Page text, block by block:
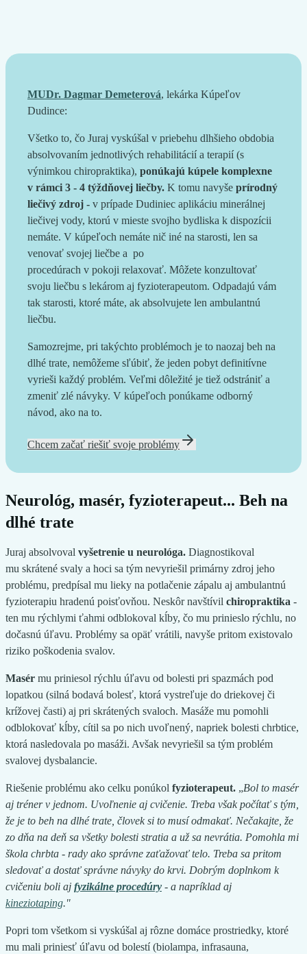
MUDr. Dagmar Demeterová, lekárka Kúpeľov
Dudince:
Všetko to, čo Juraj vyskúšal v priebehu dlhšieho obdobia
absolvovaním jednotlivých rehabilitácií a terapií (s
výnimkou chiropraktika), ponúkajú kúpele komplexne
v rámci 3 - 4 týždňovej liečby. K tomu navyše prírodný
liečivý zdroj - v prípade Dudiniec aplikáciu minerálnej
liečivej vody, ktorú v mieste svojho bydliska k dispozícii
nemáte. V kúpeľoch nemáte nič iné na starosti, len sa
venovať svojej liečbe a po
procedúrach v pokoji relaxovať. Môžete konzultovať
svoju liečbu s lekárom aj fyzioterapeutom. Odpadajú vám
tak starosti, ktoré máte, ak absolvujete len ambulantnú
liečbu.
Samozrejme, pri takýchto problémoch je to naozaj beh na
dlhé trate, nemôžeme sľúbiť, že jeden pobyt definitívne
vyrieši každý problém. Veľmi dôležité je tiež odstrániť a
zmeniť zlé návyky. V kúpeľoch ponúkame odborný
návod, ako na to.
Chcem začať riešiť svoje problémy
Neurológ, masér, fyzioterapeut... Beh na
dlhé trate
Juraj absolvoval vyšetrenie u neurológa. Diagnostikoval
mu skrátené svaly a hoci sa tým nevyriešil primárny zdroj jeho
problému, predpísal mu lieky na potlačenie zápalu aj ambulantnú
fyzioterapiu hradenú poisťovňou. Neskôr navštívil chiropraktika -
ten mu rýchlymi ťahmi odblokoval kĺby, čo mu prinieslo rýchlu, no
dočasnú úľavu. Problémy sa opäť vrátili, navyše pritom existovalo
riziko poškodenia svalov.
Masér mu priniesol rýchlu úľavu od bolesti pri spazmách pod
lopatkou (silná bodavá bolesť, ktorá vystreľuje do driekovej či
krížovej časti) aj pri skrátených svaloch. Masáže mu pomohli
odblokovať kĺby, cítil sa po nich uvoľnený, napriek bolesti chrbtice,
ktorá nasledovala po masáži. Avšak nevyriešil sa tým problém
svalovej dysbalancie.
Riešenie problému ako celku ponúkol fyzioterapeut. „Bol to masér
aj tréner v jednom. Uvoľnenie aj cvičenie. Treba však počítať s tým,
že je to beh na dlhé trate, človek si to musí odmakať. Nečakajte, že
zo dňa na deň sa všetky bolesti stratia a už sa nevrátia. Pomohla mi
škola chrbta - rady ako správne zaťažovať telo. Treba sa pritom
sledovať a dostať správne návyky do krvi. Dobrým doplnkom k
cvičeniu boli aj fyzikálne procedúry - a napríklad aj
kineziotaping."
Popri tom všetkom si vyskúšal aj rôzne domáce prostriedky, ktoré
mu mali priniesť úľavu od bolestí (biolampa, infrasauna,